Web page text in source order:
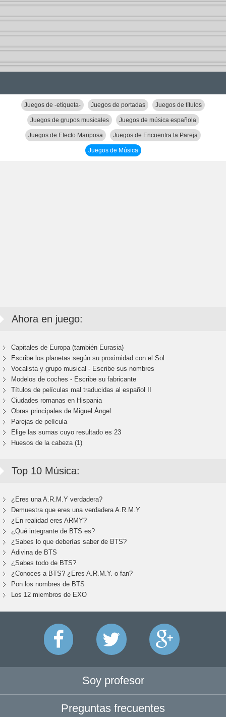
Juegos de -etiqueta- Juegos de portadas Juegos de títulos
Juegos de grupos musicales Juegos de música española
Juegos de Efecto Mariposa Juegos de Encuentra la Pareja
Juegos de Música
Ahora en juego:
Capitales de Europa (también Eurasia)
Escribe los planetas según su proximidad con el Sol
Vocalista y grupo musical - Escribe sus nombres
Modelos de coches - Escribe su fabricante
Títulos de películas mal traducidas al español II
Ciudades romanas en Hispania
Obras principales de Miguel Ángel
Parejas de película
Elige las sumas cuyo resultado es 23
Huesos de la cabeza (1)
Top 10 Música:
¿Eres una A.R.M.Y verdadera?
Demuestra que eres una verdadera A.R.M.Y
¿En realidad eres ARMY?
¿Qué integrante de BTS es?
¿Sabes lo que deberías saber de BTS?
Adivina de BTS
¿Sabes todo de BTS?
¿Conoces a BTS? ¿Eres A.R.M.Y. o fan?
Pon los nombres de BTS
Los 12 miembros de EXO
Soy profesor
Preguntas frecuentes